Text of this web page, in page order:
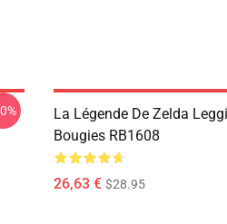
La Légende De Zelda
Bougies RB1608
26,63 € $28.95